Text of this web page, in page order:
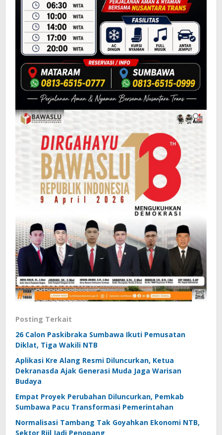
Posting Terkait
26 Calon Paskibraka Sumbawa Ikuti Pemusatan
Diklat, Tiga Wakili NTB
Aplikasi Kre Alang Resmi Diluncurkan, Ketua
Dekranasda Ajak Generasi Muda Jaga Warisan
Budaya
Empat Proyek Perubahan Diluncurkan, Pemkab
Sumbawa Pacu Transformasi Pemerintahan
Normalisasi Tambang Tak Goyahkan Ekonomi NTB,
Sektor Riil Jadi Penopang